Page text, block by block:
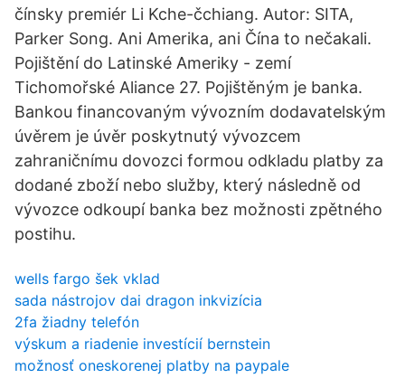
čínsky premiér Li Kche-čchiang. Autor: SITA,
Parker Song. Ani Amerika, ani Čína to nečakali.
Pojištění do Latinské Ameriky - zemí
Tichomořské Aliance 27. Pojištěným je banka.
Bankou financovaným vývozním dodavatelským
úvěrem je úvěr poskytnutý vývozcem
zahraničnímu dovozci formou odkladu platby za
dodané zboží nebo služby, který následně od
vývozce odkoupí banka bez možnosti zpětného
postihu.
wells fargo šek vklad
sada nástrojov dai dragon inkvizícia
2fa žiadny telefón
výskum a riadenie investícií bernstein
možnosť oneskorenej platby na paypale